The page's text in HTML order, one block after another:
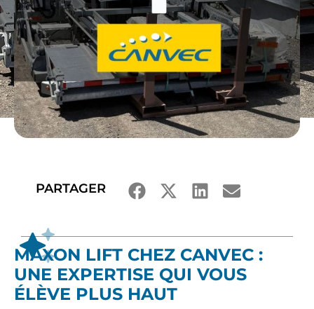
PARTAGER
MAXON LIFT CHEZ CANVEC :
UNE EXPERTISE QUI VOUS
ÉLÈVE PLUS HAUT